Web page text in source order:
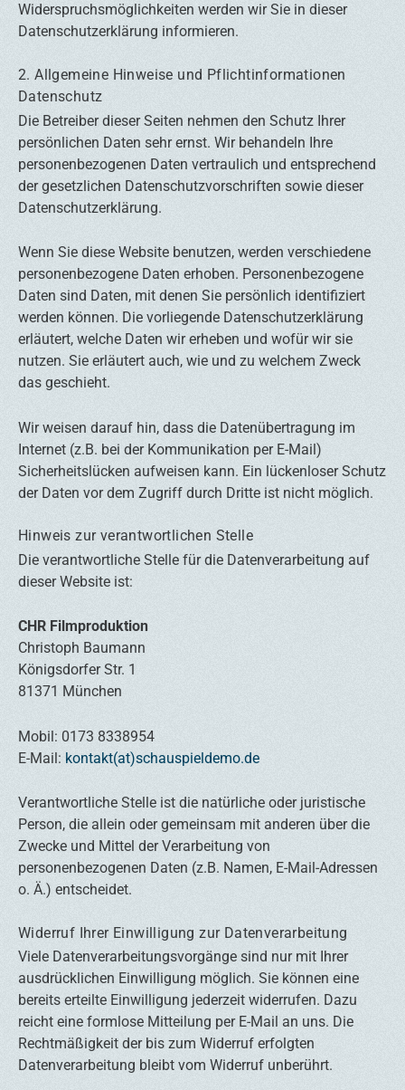
Widerspruchsmöglichkeiten werden wir Sie in dieser
Datenschutzerklärung informieren.
2. Allgemeine Hinweise und Pflichtinformationen
Datenschutz
Die Betreiber dieser Seiten nehmen den Schutz Ihrer
persönlichen Daten sehr ernst. Wir behandeln Ihre
personenbezogenen Daten vertraulich und entsprechend
der gesetzlichen Datenschutzvorschriften sowie dieser
Datenschutzerklärung.
Wenn Sie diese Website benutzen, werden verschiedene
personenbezogene Daten erhoben. Personenbezogene
Daten sind Daten, mit denen Sie persönlich identifiziert
werden können. Die vorliegende Datenschutzerklärung
erläutert, welche Daten wir erheben und wofür wir sie
nutzen. Sie erläutert auch, wie und zu welchem Zweck
das geschieht.
Wir weisen darauf hin, dass die Datenübertragung im
Internet (z.B. bei der Kommunikation per E-Mail)
Sicherheitslücken aufweisen kann. Ein lückenloser Schutz
der Daten vor dem Zugriff durch Dritte ist nicht möglich.
Hinweis zur verantwortlichen Stelle
Die verantwortliche Stelle für die Datenverarbeitung auf
dieser Website ist:
CHR Filmproduktion
Christoph Baumann
Königsdorfer Str. 1
81371 München
Mobil: 0173 8338954
E-Mail: kontakt(at)schauspieldemo.de
Verantwortliche Stelle ist die natürliche oder juristische
Person, die allein oder gemeinsam mit anderen über die
Zwecke und Mittel der Verarbeitung von
personenbezogenen Daten (z.B. Namen, E-Mail-Adressen
o. Ä.) entscheidet.
Widerruf Ihrer Einwilligung zur Datenverarbeitung
Viele Datenverarbeitungsvorgänge sind nur mit Ihrer
ausdrücklichen Einwilligung möglich. Sie können eine
bereits erteilte Einwilligung jederzeit widerrufen. Dazu
reicht eine formlose Mitteilung per E-Mail an uns. Die
Rechtmäßigkeit der bis zum Widerruf erfolgten
Datenverarbeitung bleibt vom Widerruf unberührt.